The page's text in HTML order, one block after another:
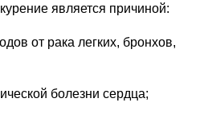
является причиной:
от рака легких, бронхов,
болезни сердца;